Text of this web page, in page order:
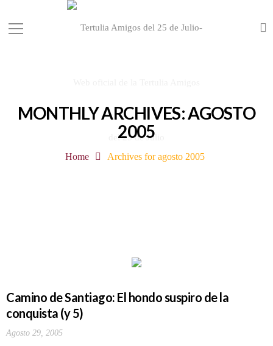
MONTHLY ARCHIVES: AGOSTO
2005
Home Archives for agosto 2005
Camino de Santiago: El hondo suspiro de la
conquista (y 5)
Agosto 29, 2005